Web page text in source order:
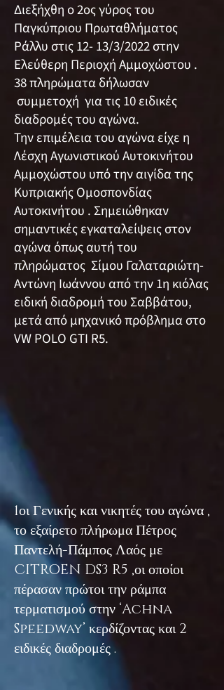
Διεξήχθη ο 2ος γύρος του
Παγκύπριου Πρωταθλήματος
Ράλλυ στις 12- 13/3/2022 στην
Ελεύθερη Περιοχή Αμμοχώστου .
38 πληρώματα δήλωσαν
συμμετοχή για τις 10 ειδικές
διαδρομές του αγώνα.
Την επιμέλεια του αγώνα είχε η
Λέσχη Αγωνιστικού Αυτοκινήτου
Αμμοχώστου υπό την αιγίδα της
Κυπριακής Ομοσπονδίας
Αυτοκινήτου . Σημειώθηκαν
σημαντικές εγκαταλείψεις στον
αγώνα όπως αυτή του
πληρώματος Σίμου Γαλαταριώτη-
Αντώνη Ιωάννου από την 1η κιόλας
ειδική διαδρομή του Σαββάτου,
μετά από μηχανικό πρόβλημα στο
VW POLO GTI R5.
1οι Γενικής και νικητές του αγώνα ,
το εξαίρετο πλήρωμα Πέτρος
Παντελή-Πάμπος Λαός με
CITROEN DS3 R5 ,οι οποίοι
πέρασαν πρώτοι την ράμπα
τερματισμού στην ‘Achna
Speedway’ κερδίζοντας και 2
ειδικές διαδρομές .